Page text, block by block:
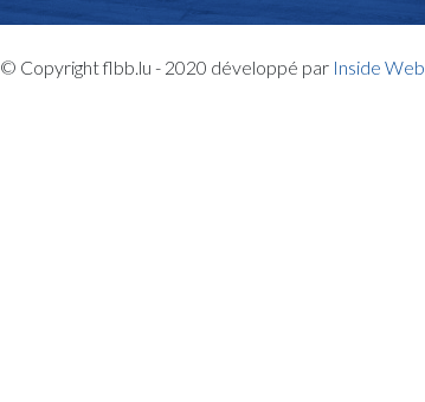
© Copyright flbb.lu - 2020 développé par Inside Web